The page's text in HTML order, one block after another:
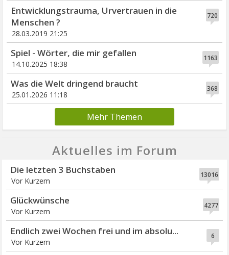
720
Entwicklungstrauma, Urvertrauen in die
Menschen ?
28.03.2019 21:25
1163
Spiel - Wörter, die mir gefallen
14.10.2025 18:38
368
Was die Welt dringend braucht
25.01.2026 11:18
Mehr Themen
Aktuelles im Forum
13016
Die letzten 3 Buchstaben
Vor Kurzem
4277
Glückwünsche
Vor Kurzem
6
Endlich zwei Wochen frei und im absolu...
Vor Kurzem